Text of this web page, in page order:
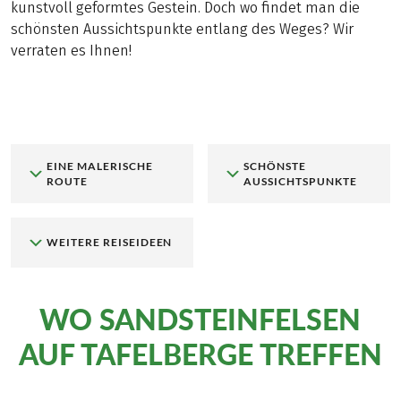
kunstvoll geformtes Gestein. Doch wo findet man die
schönsten Aussichtspunkte entlang des Weges? Wir
verraten es Ihnen!
EINE MALERISCHE
ROUTE
SCHÖNSTE
AUSSICHTSPUNKTE
WEITERE REISEIDEEN
WO SANDSTEINFELSEN
AUF TAFELBERGE TREFFEN